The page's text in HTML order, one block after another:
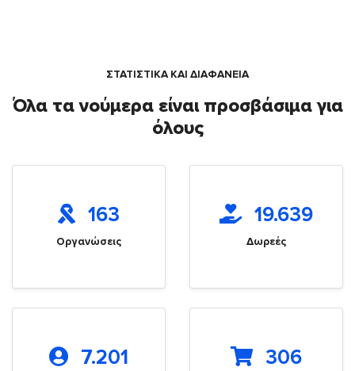
ΣΤΑΤΙΣΤΙΚΑ ΚΑΙ ΔΙΑΦΑΝΕΙΑ
Όλα τα νούμερα είναι προσβάσιμα για
όλους
163
Οργανώσεις
19.639
Δωρεές
7.201 306